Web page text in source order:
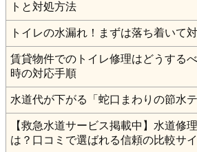
トと対処方法
トイレの水漏れ！まずは落ち着いて
賃貸物件でのトイレ修理はどうする
時の対応手順
水道代が下がる「蛇口まわりの節水テ
【救急水道サービス掲載中】水道修
は？口コミで選ばれる信頼の比較サ